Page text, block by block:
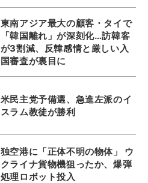
東南アジア最大の顧客・タイで
「韓国離れ」が深刻化…訪韓客
が3割減、反韓感情と厳しい入
国審査が裏目に
米民主党予備選、急進左派のイ
スラム教徒が勝利
独空港に「正体不明の物体」 ウ
クライナ貨物機狙ったか、爆弾
処理ロボット投入